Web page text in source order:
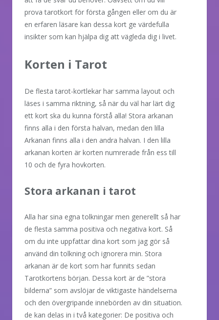
prova tarotkort för första gången eller om du är
en erfaren läsare kan dessa kort ge värdefulla
insikter som kan hjälpa dig att vägleda dig i livet.
Korten i Tarot
De flesta tarot-kortlekar har samma layout och
läses i samma riktning, så när du väl har lärt dig
ett kort ska du kunna förstå alla! Stora arkanan
finns alla i den första halvan, medan den lilla
Arkanan finns alla i den andra halvan. I den lilla
arkanan korten är korten numrerade från ess till
10 och de fyra hovkorten.
Stora arkanan i tarot
Alla har sina egna tolkningar men generellt så har
de flesta samma positiva och negativa kort. Så
om du inte uppfattar dina kort som jag gör så
använd din tolkning och ignorera min. Stora
arkanan är de kort som har funnits sedan
Tarotkortens början. Dessa kort är de ”stora
bilderna” som avslöjar de viktigaste händelserna
och den övergripande innebörden av din situation.
de kan delas in i två kategorier: De positiva och